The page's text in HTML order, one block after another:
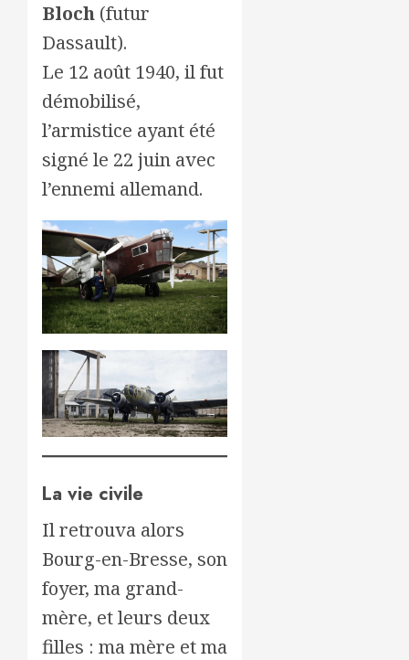
Bloch (futur
Dassault).
Le 12 août 1940, il fut
démobilisé,
l’armistice ayant été
signé le 22 juin avec
l’ennemi allemand.
La vie civile
Il retrouva alors
Bourg-en-Bresse, son
foyer, ma grand-
mère, et leurs deux
filles : ma mère et ma